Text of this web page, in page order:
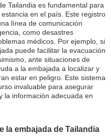
Tailandia es fundamental para
en el país. Este registro
línea de comunicación
como desastres
médicos. Por ejemplo, si
puede facilitar la evacuación
ante situaciones de
a la embajada a localizar y
estar en peligro. Este sistema
invaluable para asegurar
la información adecuada en
la embajada de Tailandia